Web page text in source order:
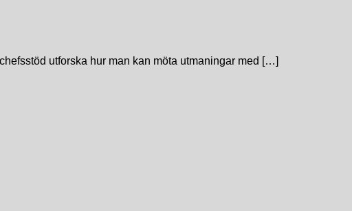
utforska hur man kan möta utmaningar med […]